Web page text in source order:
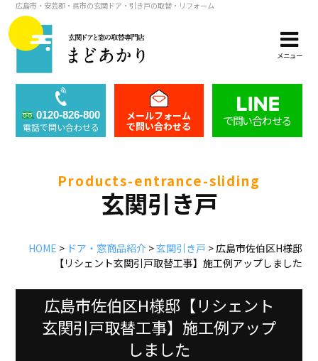
広島市・安芸郡・呉市の玄関ドア・引き戸の取替・リフォーム
メニュー
0120-826-800
電話で問い合わせる
メールフォーム
で問い合わせる で問い合わせる
products-entrance-sliding
玄関引き戸
HOME > ドア・窓商品紹介>玄関引き戸 > 広島市佐伯区H様邸
【リシェント玄関引戸取替工事】施工例アップしました
広島市佐伯区H様邸【リシェント
玄関引戸取替工事】施工例アップ
しました